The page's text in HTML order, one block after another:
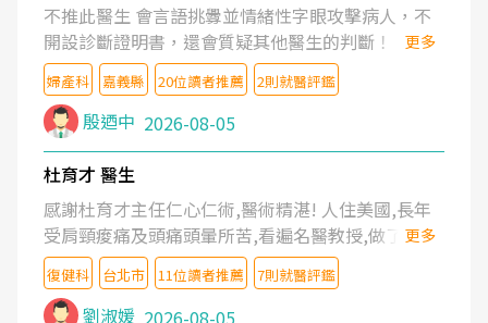
不推此醫生 會言語挑釁並情緒性字眼攻擊病人，不
開設診斷證明書，還會質疑其他醫生的判斷！
更多
婦產科 嘉義縣 20位讀者推薦 2則就醫評鑑
殷迺中 2026-08-05
杜育才 醫生
感謝杜育才主任仁心仁術,醫術精湛! 人住美國,長年
受肩頸痠痛及頭痛頭暈所苦,看遍名醫教授,做了各種
檢查,也嘗試過西醫打針,中醫針灸及物理徒手治療都
沒有用,後來連吃到嗎啡類止痛藥都效果有限,只是壓
症狀,沒多久就痛起來,多年失眠嚴重影響生活品質.
更多
復健科 台北市 11位讀者推薦 7則就醫評鑑
劉淑媛 2026-08-05